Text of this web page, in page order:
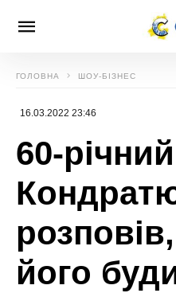
ГОЛОВНА ШОУ-БІЗНЕС
16.03.2022 23:46
60-
його